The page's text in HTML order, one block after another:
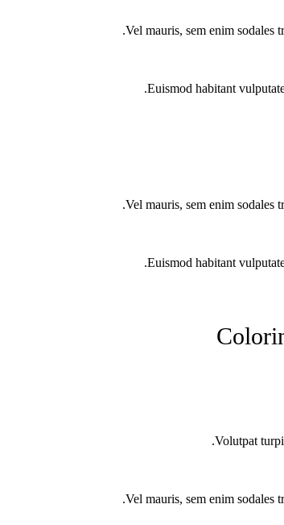
Vel mauris, sem enim sodales
Euismod habitant
Vel mauris, sem enim sodales
Euismod habitant
Volutpat
Vel mauris, sem enim sodales